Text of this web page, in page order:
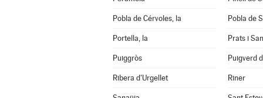
Pobla de Cérvoles, la Pobla de
Portella, la Prats i
Puiggròs Puigverd
Ribera d'Urgellet Riner